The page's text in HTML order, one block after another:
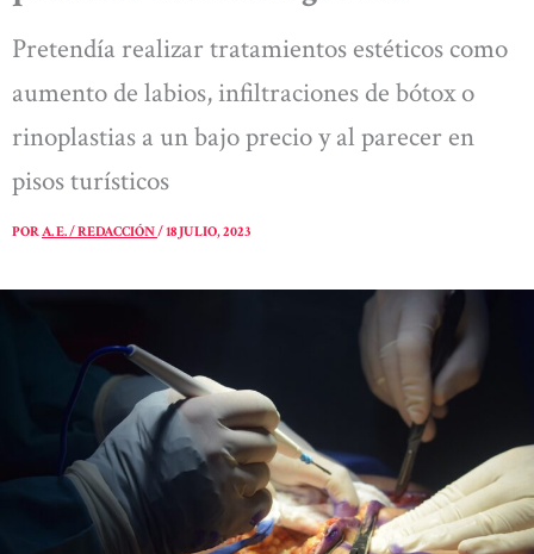
Pretendía realizar tratamientos estéticos como
aumento de labios, infiltraciones de bótox o
rinoplastias a un bajo precio y al parecer en
pisos turísticos
PORA. E. / REDACCIÓN/18 JULIO, 2023